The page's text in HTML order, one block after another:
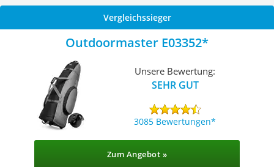
Vergleichssieger
Outdoormaster E03352
Unsere Bewertung:
SEHR GUT
3085 Bewertungen
Zum Angebot »